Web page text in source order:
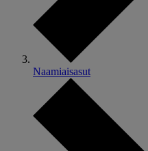
Naamiaisasut